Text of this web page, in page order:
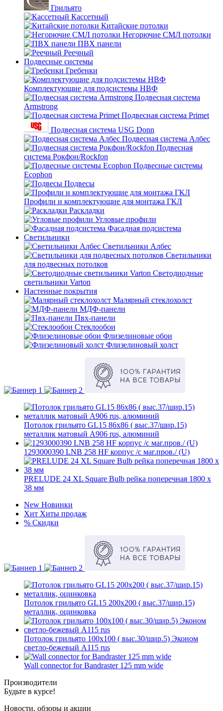
Грильято
Кассетный
Китайские потолки
Негорючие СМЛ потолки
ПВХ панели
Реечный
Подвесные системы
Гребенки
Комплектующие для подсистемы НВФ
Подвесная система
Armstrong
Подвесная система Primet
Подвесная система USG Donn
Подвесная система Албес
Подвесная
система Рокфон/Rockfon
Подвесные системы
Ecophon
Подвесы
Профили и комплектующие для монтажа ГКЛ
Раскладки
Угловые профили
Фасадная подсистема
Светильники
Светильники Албес
Светильники
для подвесных потолков
Светодиодные
светильники Varton
Настенные покрытия
Малярный стеклохолст
МДФ-панели
Пвх-панели
Стеклообои
Флизелиновые обои
Флизелиновый холст
Потолок грильято GL15 86х86 ( выс.37/шир.15)
металлик матовый А906 rus, алюминий
1293000390 LNB 258 HF корпус /с маг.пров./ (U)
PRELUDE 24 XL Square Bulb рейка поперечная 1800 x
38 мм
New Новинки
Хит Хиты продаж
% Скидки
Потолок грильято GL15 200х200 ( выс.37/шир.15)
металлик, оцинковка
Потолок грильято 100х100 ( выс.30/шир.5) Эконом
светло-бежевый А115 rus
Wall connector for Bandraster 125 mm wide
Производители
Будьте в курсе!
Новости, обзоры и акции